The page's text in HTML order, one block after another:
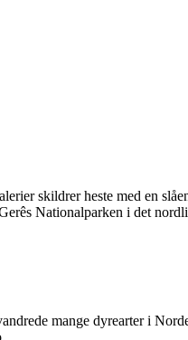
skildrer heste med en
Nationalparken i det
mange dyrearter i